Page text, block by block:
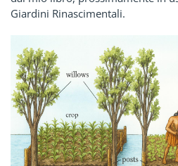
Giardini Rinascimentali.